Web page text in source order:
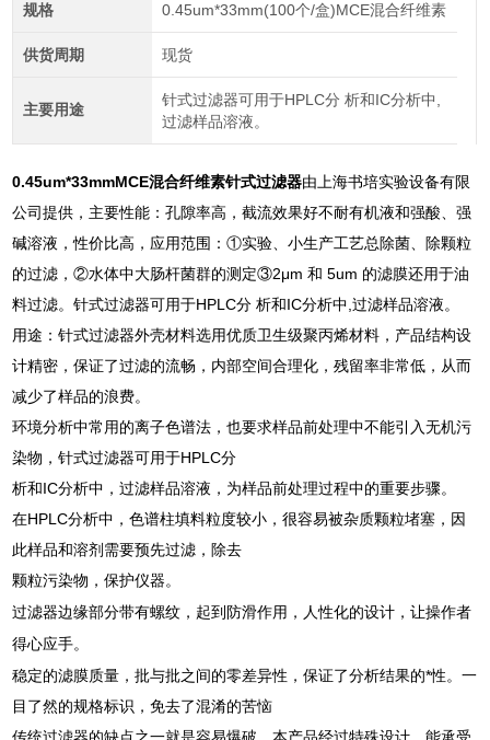
规格 0.45um*33mm(100个/盒)MCE混合纤维素
供货周期 现货
主要用途
针式过滤器可用于HPLC分 析和IC分析中,
过滤样品溶液。
0.45um*33mmMCE混合纤维素针式过滤器由上海书培实验设备有限
公司提供，主要性能：孔隙率高，截流效果好不耐有机液和强酸、强
碱溶液，性价比高，应用范围：①实验、小生产工艺总除菌、除颗粒
的过滤，②水体中大肠杆菌群的测定③2μm 和 5um 的滤膜还用于油
料过滤。针式过滤器可用于HPLC分 析和IC分析中,过滤样品溶液。
用途：针式过滤器外壳材料选用优质卫生级聚丙烯材料，产品结构设
计精密，保证了过滤的流畅，内部空间合理化，残留率非常低，从而
减少了样品的浪费。
环境分析中常用的离子色谱法，也要求样品前处理中不能引入无机污
染物，针式过滤器可用于HPLC分
析和IC分析中，过滤样品溶液，为样品前处理过程中的重要步骤。
在HPLC分析中，色谱柱填料粒度较小，很容易被杂质颗粒堵塞，因
此样品和溶剂需要预先过滤，除去
颗粒污染物，保护仪器。
过滤器边缘部分带有螺纹，起到防滑作用，人性化的设计，让操作者
得心应手。
稳定的滤膜质量，批与批之间的零差异性，保证了分析结果的*性。一
目了然的规格标识，免去了混淆的苦恼